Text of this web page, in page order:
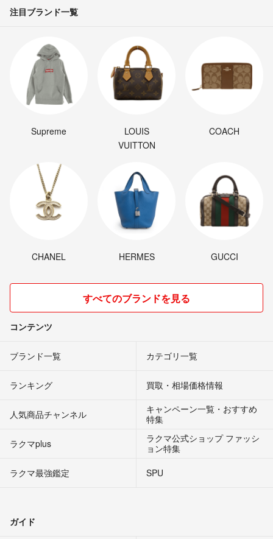
注目ブランド一覧
Supreme
LOUIS
VUITTON
COACH
CHANEL HERMES GUCCI
すべてのブランドを見る
コンテンツ
ブランド一覧 カテゴリ一覧
ランキング 買取・相場価格情報
人気商品チャンネル
キャンペーン一覧・おすすめ
特集
ラクマplus
ラクマ公式ショップ ファッシ
ョン特集
ラクマ最強鑑定
SPU
ガイド